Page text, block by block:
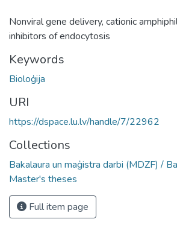
Nonviral gene delivery, cationic
inhibitors of endocytosis
Keywords
Bioloģija
URI
https://dspace.lu.lv/handle/7/22962
Collections
Bakalaura un maģistra darbi (MDZF) /
Master's theses
Full item page